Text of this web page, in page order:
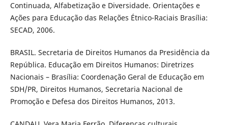
Continuada, Alfabetização e Diversidade. Orientações e
Ações para Educação das Relações Étnico-Raciais Brasília:
SECAD, 2006.
BRASIL. Secretaria de Direitos Humanos da Presidência da
República. Educação em Direitos Humanos: Diretrizes
Nacionais – Brasília: Coordenação Geral de Educação em
SDH/PR, Direitos Humanos, Secretaria Nacional de
Promoção e Defesa dos Direitos Humanos, 2013.